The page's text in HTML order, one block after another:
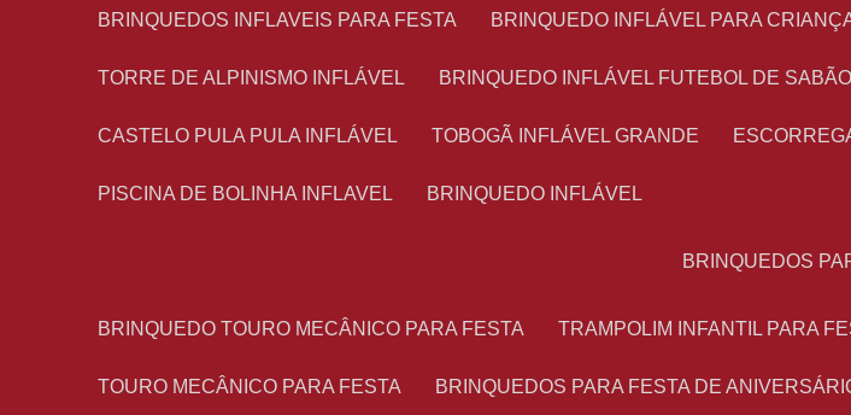
BRINQUEDOS INFLAVEIS PARA FESTA BRINQUEDO INFLÁVEL PARA
TORRE DE ALPINISMO INFLÁVEL BRINQUEDO INFLÁVEL FUTEBOL DE SABÃO
CASTELO PULA PULA INFLÁVEL TOBOGÃ INFLÁVEL GRANDE
PISCINA DE BOLINHA INFLAVEL BRINQUEDO INFLÁVEL
BRINQUEDOS
BRINQUEDO TOURO MECÂNICO PARA FESTA TRAMPOLIM INFANTIL PARA
TOURO MECÂNICO PARA FESTA BRINQUEDOS PARA FESTA DE